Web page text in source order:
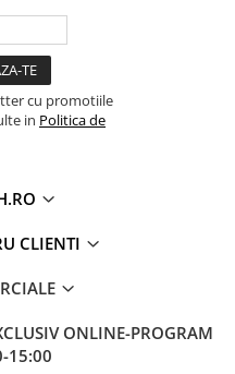
cu promotiile
in Politica de
CLIENTI
ONLINE-PROGRAM
15:00